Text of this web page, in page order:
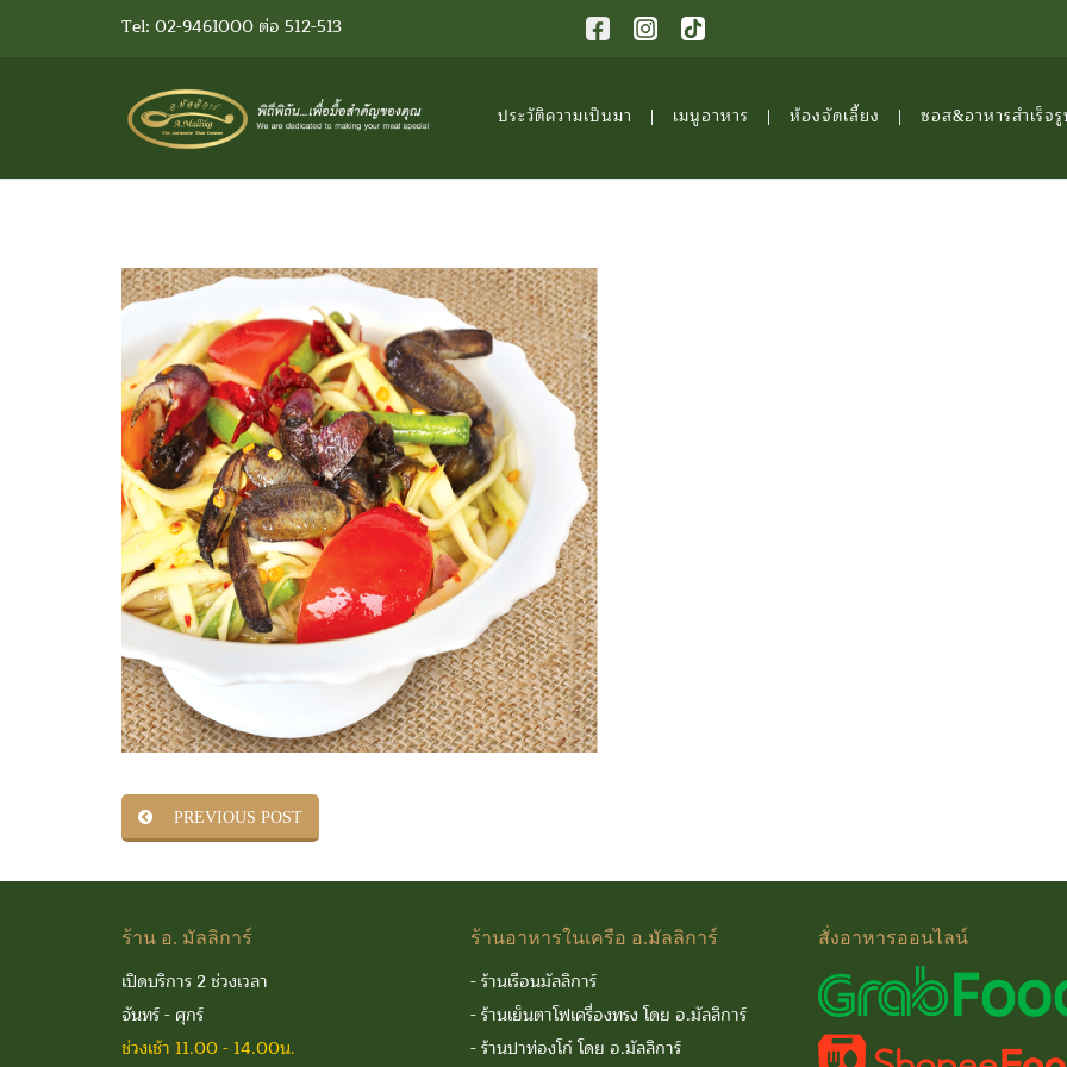
Tel: 02-9461000 ต่อ 512-513
ประวัติความเป็นมา เมนูอาหาร ห้องจัดเลี้ยง ซอส&อาหารสำเร็จ
PREVIOUS POST
ร้าน อ. มัลลิการ์
เปิดบริการ 2 ช่วงเวลา
จันทร์ - ศุกร์
ช่วงเช้า 11.00 - 14.00น.
ร้านอาหารในเครือ อ.มัลลิการ์
-ร้านเรือนมัลลิการ์
-ร้านเย็นตาโฟเครื่องทรง โดย อ.มัลลิการ์
-ร้านปาท่องโก๋ โดย อ.มัลลิการ์
สั่งอาหารออนไลน์